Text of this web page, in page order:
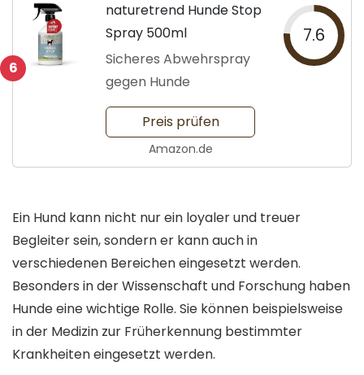
6
naturetrend Hunde Stop
Spray 500ml
Sicheres Abwehrspray
gegen Hunde
7.6
Preis prüfen
Amazon.de
Ein Hund kann nicht nur ein loyaler und treuer
Begleiter sein, sondern er kann auch in
verschiedenen Bereichen eingesetzt werden.
Besonders in der Wissenschaft und Forschung haben
Hunde eine wichtige Rolle. Sie können beispielsweise
in der Medizin zur Früherkennung bestimmter
Krankheiten eingesetzt werden.